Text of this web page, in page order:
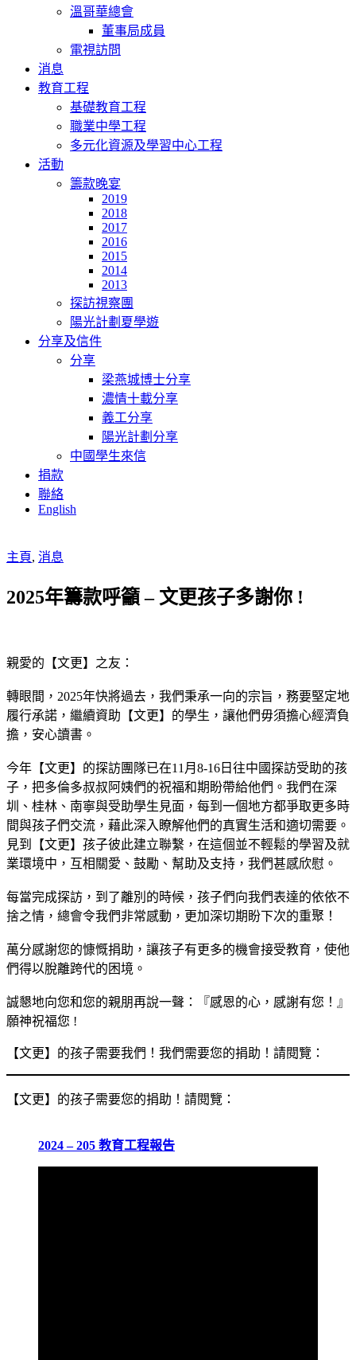
溫哥華總會
董事局成員
電視訪問
消息
教育工程
基礎教育工程
職業中學工程
多元化資源及學習中心工程
活動
籌款晚宴
2019
2018
2017
2016
2015
2014
2013
探訪視察團
陽光計劃夏學遊
分享及信件
分享
梁燕城博士分享
濃情十載分享
義工分享
陽光計劃分享
中國學生來信
捐款
聯絡
English
主頁, 消息
2025年籌款呼籲 – 文更孩子多謝你 !
親愛的【文更】之友：
轉眼間，2025年快將過去，我們秉承一向的宗旨，務要堅定地
履行承諾，繼續資助【文更】的學生，讓他們毋須擔心經濟負
擔，安心讀書。
今年【文更】的探訪團隊已在11月8-16日往中國探訪受助的孩
子，把多倫多叔叔阿姨們的祝福和期盼帶給他們。我們在深
圳、桂林、南寧與受助學生見面，每到一個地方都爭取更多時
間與孩子們交流，藉此深入瞭解他們的真實生活和適切需要。
見到【文更】孩子彼此建立聯繫，在這個並不輕鬆的學習及就
業環境中，互相關愛、鼓勵、幫助及支持，我們甚感欣慰。
每當完成探訪，到了離別的時候，孩子們向我們表達的依依不
捨之情，總會令我們非常感動，更加深切期盼下次的重聚！
萬分感謝您的慷慨捐助，讓孩子有更多的機會接受教育，使他
們得以脫離跨代的困境。
誠懇地向您和您的親朋再說一聲：『感恩的心，感謝有您！』
願神祝福您 !
【文更】的孩子需要我們！我們需要您的捐助！請閱覽：
【文更】的孩子需要您的捐助！請閱覽：
2024 – 205 教育工程報告